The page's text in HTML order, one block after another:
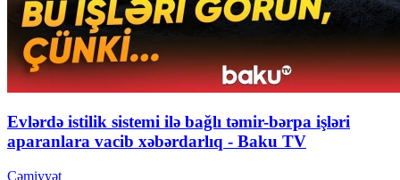
Evlərdə istilik sistemi ilə bağlı təmir-bərpa işləri
aparanlara vacib xəbərdarlıq - Baku TV
Cəmiyyət